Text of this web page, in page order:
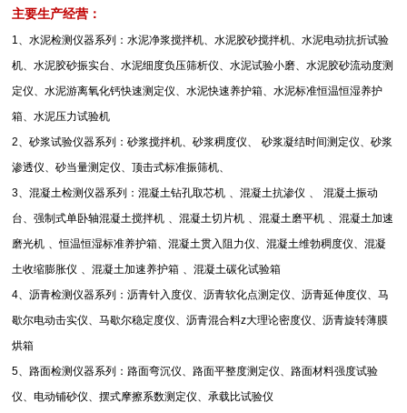
主要生产经营：
1、水泥检测仪器系列：水泥净浆搅拌机、水泥胶砂搅拌机、水泥电动抗折试验
机、水泥胶砂振实台、水泥细度负压筛析仪、水泥试验小磨、水泥胶砂流动度测
定仪、水泥游离氧化钙快速测定仪、水泥快速养护箱、水泥标准恒温恒湿养护
箱、水泥压力试验机
2、砂浆试验仪器系列：砂浆搅拌机、砂浆稠度仪、
砂浆凝结时间测定仪、砂浆
渗透仪、砂当量测定仪、顶击式标准振筛机、
3、混凝土检测仪器系列：混凝土钻孔取芯机 、混凝土抗渗仪 、
混凝土振动
台、强制式单卧轴混凝土搅拌机 、混凝土切片机 、混凝土磨平机 、混凝土加速
磨光机 、恒温恒湿标准养护箱、混凝土贯入阻力仪、混凝土维勃稠度仪、混凝
土收缩膨胀仪 、混凝土加速养护箱 、混凝土碳化试验箱
4、沥青检测仪器系列：沥青针入度仪、沥青软化点测定仪、沥青延伸度仪、马
歇尔电动击实仪、马歇尔稳定度仪、沥青混合料z大理论密度仪、沥青旋转薄膜
烘箱
5、路面检测仪器系列：路面弯沉仪、路面平整度测定仪、路面材料强度试验
仪、电动铺砂仪、摆式摩擦系数测定仪、承载比试验仪